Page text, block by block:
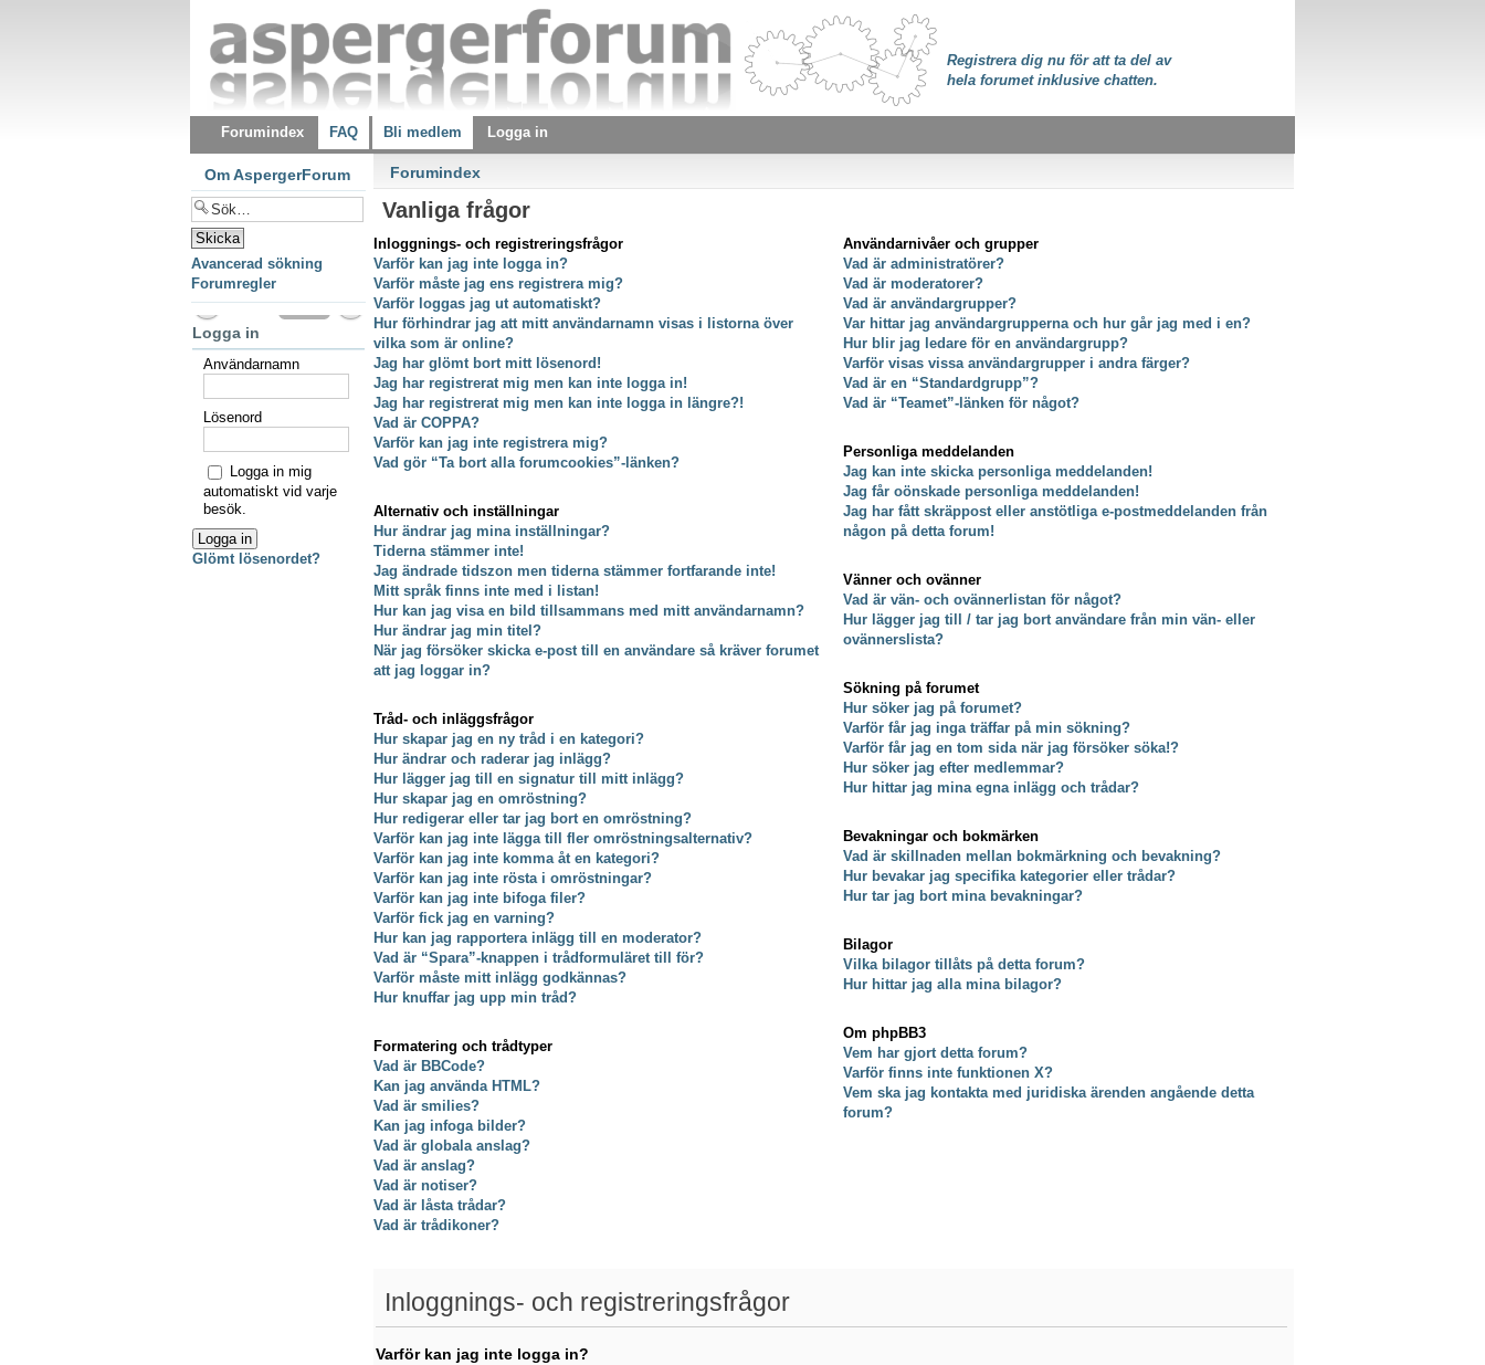
Registrera dig nu för att ta del av
hela forumet inklusive chatten.
Forumindex FAQ Bli medlem Logga in
Forumindex
Vanliga frågor
Inloggnings- och registreringsfrågor
Varför kan jag inte logga in?
Varför måste jag ens registrera mig?
Varför loggas jag ut automatiskt?
Hur förhindrar jag att mitt användarnamn visas i listorna över
vilka som är online?
Jag har glömt bort mitt lösenord!
Jag har registrerat mig men kan inte logga in!
Jag har registrerat mig men kan inte logga in längre?!
Vad är COPPA?
Varför kan jag inte registrera mig?
Vad gör “Ta bort alla forumcookies”-länken?
Alternativ och inställningar
Hur ändrar jag mina inställningar?
Tiderna stämmer inte!
Jag ändrade tidszon men tiderna stämmer fortfarande inte!
Mitt språk finns inte med i listan!
Hur kan jag visa en bild tillsammans med mitt användarnamn?
Hur ändrar jag min titel?
När jag försöker skicka e-post till en användare så kräver forumet
att jag loggar in?
Tråd- och inläggsfrågor
Hur skapar jag en ny tråd i en kategori?
Hur ändrar och raderar jag inlägg?
Hur lägger jag till en signatur till mitt inlägg?
Hur skapar jag en omröstning?
Hur redigerar eller tar jag bort en omröstning?
Varför kan jag inte lägga till fler omröstningsalternativ?
Varför kan jag inte komma åt en kategori?
Varför kan jag inte rösta i omröstningar?
Varför kan jag inte bifoga filer?
Varför fick jag en varning?
Hur kan jag rapportera inlägg till en moderator?
Vad är “Spara”-knappen i trådformuläret till för?
Varför måste mitt inlägg godkännas?
Hur knuffar jag upp min tråd?
Formatering och trådtyper
Vad är BBCode?
Kan jag använda HTML?
Vad är smilies?
Kan jag infoga bilder?
Vad är globala anslag?
Vad är anslag?
Vad är notiser?
Vad är låsta trådar?
Vad är trådikoner?
Användarnivåer och grupper
Vad är administratörer?
Vad är moderatorer?
Vad är användargrupper?
Var hittar jag användargrupperna och hur går jag med i en?
Hur blir jag ledare för en användargrupp?
Varför visas vissa användargrupper i andra färger?
Vad är en “Standardgrupp”?
Vad är “Teamet”-länken för något?
Personliga meddelanden
Jag kan inte skicka personliga meddelanden!
Jag får oönskade personliga meddelanden!
Jag har fått skräppost eller anstötliga e-postmeddelanden från
någon på detta forum!
Vänner och ovänner
Vad är vän- och ovännerlistan för något?
Hur lägger jag till / tar jag bort användare från min vän- eller
ovännerslista?
Sökning på forumet
Hur söker jag på forumet?
Varför får jag inga träffar på min sökning?
Varför får jag en tom sida när jag försöker söka!?
Hur söker jag efter medlemmar?
Hur hittar jag mina egna inlägg och trådar?
Bevakningar och bokmärken
Vad är skillnaden mellan bokmärkning och bevakning?
Hur bevakar jag specifika kategorier eller trådar?
Hur tar jag bort mina bevakningar?
Bilagor
Vilka bilagor tillåts på detta forum?
Hur hittar jag alla mina bilagor?
Om phpBB3
Vem har gjort detta forum?
Varför finns inte funktionen X?
Vem ska jag kontakta med juridiska ärenden angående detta
forum?
Inloggnings- och registreringsfrågor
Varför kan jag inte logga in?
Om AspergerForum
Avancerad sökning
Forumregler
Logga in
Användarnamn
Lösenord
Logga in mig
automatiskt vid varje
besök.
Glömt lösenordet?